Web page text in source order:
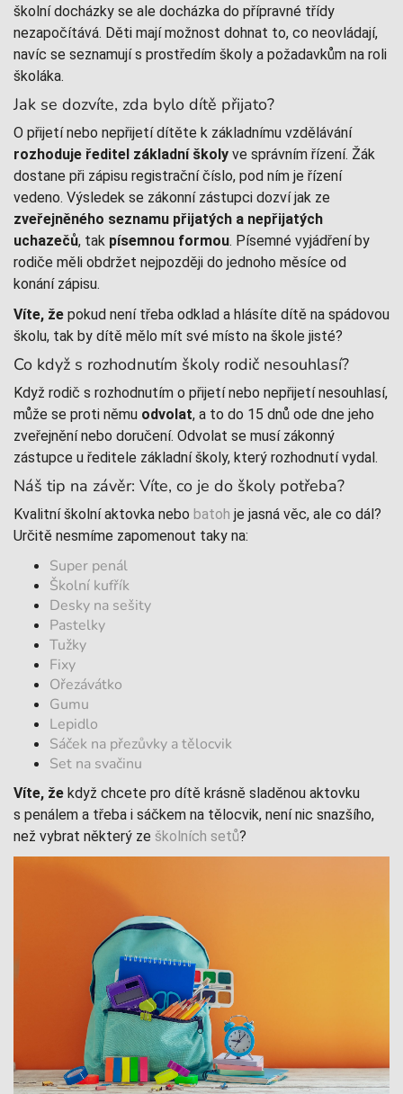
školní docházky se ale docházka do přípravné třídy
nezapočítává. Děti mají možnost dohnat to, co neovládají,
navíc se seznamují s prostředím školy a požadavkům na roli
školáka.
Jak se dozvíte, zda bylo dítě přijato?
O přijetí nebo nepřijetí dítěte k základnímu vzdělávání
rozhoduje ředitel základní školy ve správním řízení. Žák
dostane při zápisu registrační číslo, pod ním je řízení
vedeno. Výsledek se zákonní zástupci dozví jak ze
zveřejněného seznamu přijatých a nepřijatých
uchazečů, tak písemnou formou. Písemné vyjádření by
rodiče měli obdržet nejpozději do jednoho měsíce od
konání zápisu.
Víte, že pokud není třeba odklad a hlásíte dítě na spádovou
školu, tak by dítě mělo mít své místo na škole jisté?
Co když s rozhodnutím školy rodič nesouhlasí?
Když rodič s rozhodnutím o přijetí nebo nepřijetí nesouhlasí,
může se proti němu odvolat, a to do 15 dnů ode dne jeho
zveřejnění nebo doručení. Odvolat se musí zákonný
zástupce u ředitele základní školy, který rozhodnutí vydal.
Náš tip na závěr: Víte, co je do školy potřeba?
Kvalitní školní aktovka nebo batoh je jasná věc, ale co dál?
Určitě nesmíme zapomenout taky na:
Super penál
Školní kufřík
Desky na sešity
Pastelky
Tužky
Fixy
Ořezávátko
Gumu
Lepidlo
Sáček na přezůvky a tělocvik
Set na svačinu
Víte, že když chcete pro dítě krásně sladěnou aktovku
s penálem a třeba i sáčkem na tělocvik, není nic snazšího,
než vybrat některý ze školních setů?